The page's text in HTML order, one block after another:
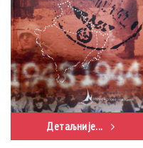
Детаљније...